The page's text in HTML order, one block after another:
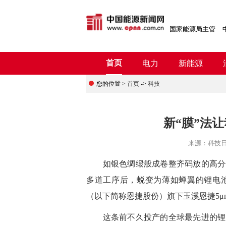
国家能源局主管
首页 电力 新能源
您的位置 > 首页 -> 科技
新“膜”法
来源： 科技
如银色绸缎般成卷整齐码放的高分
多道工序后，蜕变为薄如蝉翼的锂电
（以下简称恩捷股份）旗下玉溪恩捷
这条前不久投产的全球最先进的锂